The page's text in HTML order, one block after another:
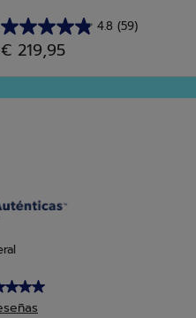
4.8 (59)
4.8
de
5
estrellas.
€ 219,95